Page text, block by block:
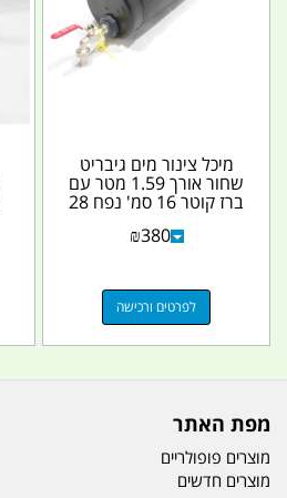
מיכל צינור מים גיבריט
שחור אורך 1.59 מטר עם
ברז קוטר 16 סמ' נפח 28
₪380
לפרטים ורכישה
מפת האתר
מוצרים פופולריים
מוצרים חדשים